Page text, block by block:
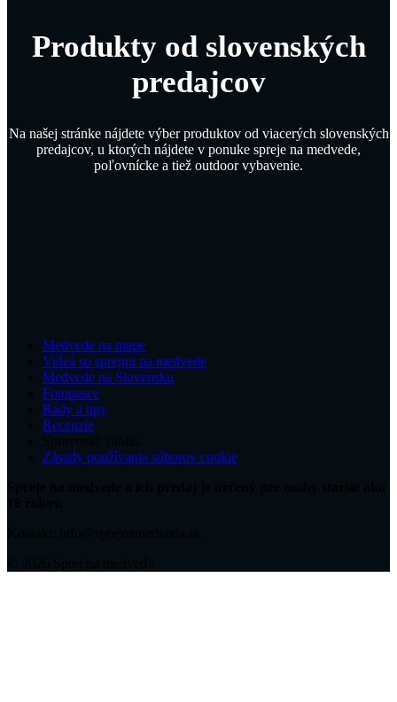
Produkty od slovenských
predajcov
Na našej stránke nájdete výber produktov od viacerých slovenských
predajcov, u ktorých nájdete v ponuke spreje na medvede,
poľovnícke a tiež outdoor vybavenie.
Medvede na mape
Videá so sprejmi na medvede
Medvede na Slovensku
Fotopasce
Rady a tipy
Recenzie
Zásady používania súborov cookie